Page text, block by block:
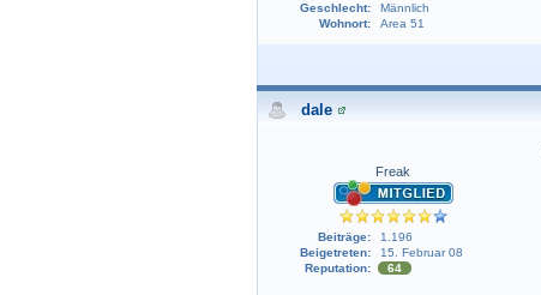
Geschlecht:
Männlich
Wohnort:
Area 51
dale
Freak
Beiträge:
1.196
Beigetreten:
15. Februar 08
Reputation:
64